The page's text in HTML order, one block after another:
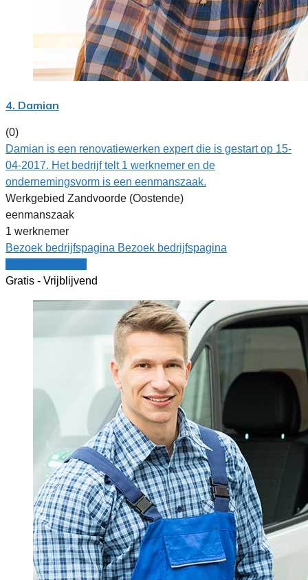
4. Damian
(0)
Damian is een renovatiewerken expert die is gestart op 15-
04-2017. Het bedrijf telt 1 werknemer en de
ondernemingsvorm is een eenmanszaak.
Werkgebied Zandvoorde (Oostende)
eenmanszaak
1 werknemer
Bezoek bedrijfspagina Bezoek bedrijfspagina
Gratis - Vrijblijvend